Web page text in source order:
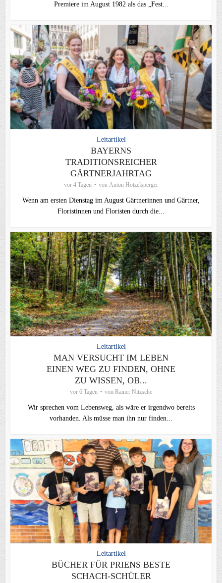
Premiere im August 1982 als das „Fest...
Leitartikel
BAYERNS
TRADITIONSREICHER
GÄRTNERJAHRTAG
vor 4 Tagen von Anton Hötzelsperger
Wenn am ersten Dienstag im August Gärtnerinnen und Gärtner,
Floristinnen und Floristen durch die...
Leitartikel
MAN VERSUCHT IM LEBEN
EINEN WEG ZU FINDEN, OHNE
ZU WISSEN, OB...
vor 6 Tagen von Rainer Nitzsche
Wir sprechen vom Lebensweg, als wäre er irgendwo bereits
vorhanden. Als müsse man ihn nur finden...
Leitartikel
BÜCHER FÜR PRIENS BESTE
SCHACH-SCHÜLER